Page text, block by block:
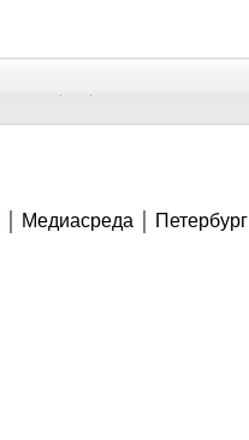
Медиасреда Петербург